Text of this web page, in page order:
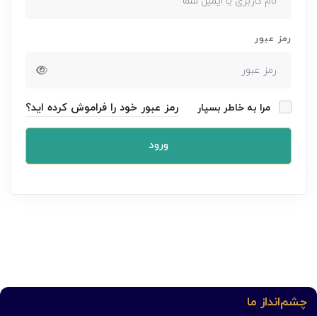
رمز عبور
مرا به خاطر بسپار رمز عبور خود را فراموش کرده اید؟
ورود
چشم‌انداز ما